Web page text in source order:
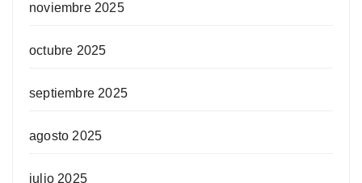
noviembre 2025
octubre 2025
septiembre 2025
agosto 2025
julio 2025